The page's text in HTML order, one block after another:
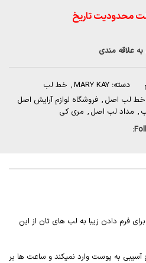
محدودیت تاریخ
به علاقه مندی
دسته: MARY KAY
, خط لب
خط لب اصل , فروشگاه لوازم آرایش اصل
, مداد لب اصل , مری کی
فرم دادن زیبا به لب های تان از این
به پوست وارد نمیکند و ساعت ها بر